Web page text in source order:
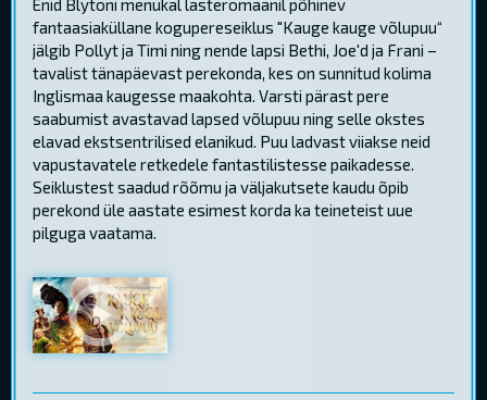
Enid Blytoni menukal lasteromaanil põhinev
fantaasiaküllane kogupereseiklus "Kauge kauge võlupuu“
jälgib Pollyt ja Timi ning nende lapsi Bethi, Joe'd ja Frani –
tavalist tänapäevast perekonda, kes on sunnitud kolima
Inglismaa kaugesse maakohta. Varsti pärast pere
saabumist avastavad lapsed võlupuu ning selle okstes
elavad ekstsentrilised elanikud. Puu ladvast viiakse neid
vapustavatele retkedele fantastilistesse paikadesse.
Seiklustest saadud rõõmu ja väljakutsete kaudu õpib
perekond üle aastate esimest korda ka teineteist uue
pilguga vaatama.